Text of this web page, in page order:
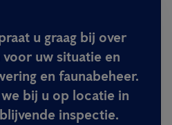
u graag bij over
uw situatie en
en faunabeheer.
bij u op locatie in
inspectie.